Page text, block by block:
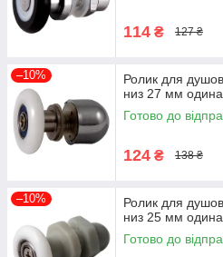
114 ₴ 127 ₴
–10%
Ролик для
низ 27 мм
Готово до
124 ₴ 138 ₴
–10%
Ролик для
низ 25 мм
Готово до